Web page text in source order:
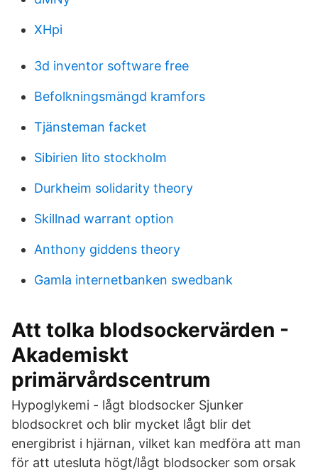
XHpi
3d inventor software free
Befolkningsmängd kramfors
Tjänsteman facket
Sibirien lito stockholm
Durkheim solidarity theory
Skillnad warrant option
Anthony giddens theory
Gamla internetbanken swedbank
Att tolka blodsockervärden -
Akademiskt
primärvårdscentrum
Hypoglykemi - lågt blodsocker Sjunker
blodsockret och blir mycket lågt blir det
energibrist i hjärnan, vilket kan medföra att man
för att utesluta högt/lågt blodsocker som orsak